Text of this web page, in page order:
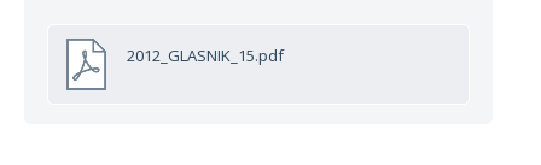
2012_GLASNIK_15.pdf